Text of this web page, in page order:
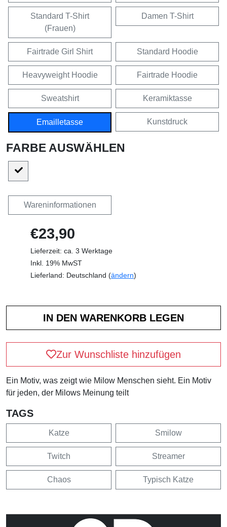
Standard T-Shirt
(Frauen)
Damen T-Shirt
Fairtrade Girl Shirt Standard Hoodie
Heavyweight Hoodie Fairtrade Hoodie
Sweatshirt Keramiktasse
Emailletasse Kunstdruck
FARBE AUSWÄHLEN
Wareninformationen
€23,90
Lieferzeit: ca. 3 Werktage
Inkl. 19% MwST
Lieferland: Deutschland (ändern)
Zur Wunschliste hinzufügen
Ein Motiv, was zeigt wie Milow Menschen sieht. Ein Motiv
für jeden, der Milows Meinung teilt
TAGS
Katze Smilow
Twitch Streamer
Chaos Typisch Katze